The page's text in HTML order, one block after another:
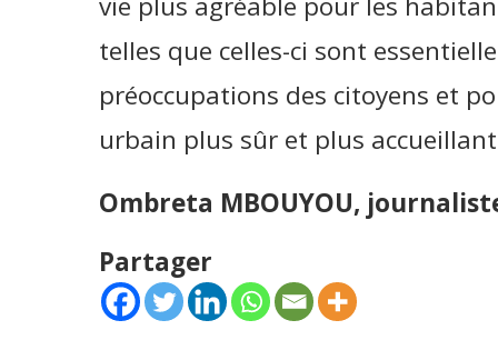
telles que celles-ci sont
préoccupations des citoyens et
urbain plus sûr et plus
Ombreta MBOUYOU,
Partager